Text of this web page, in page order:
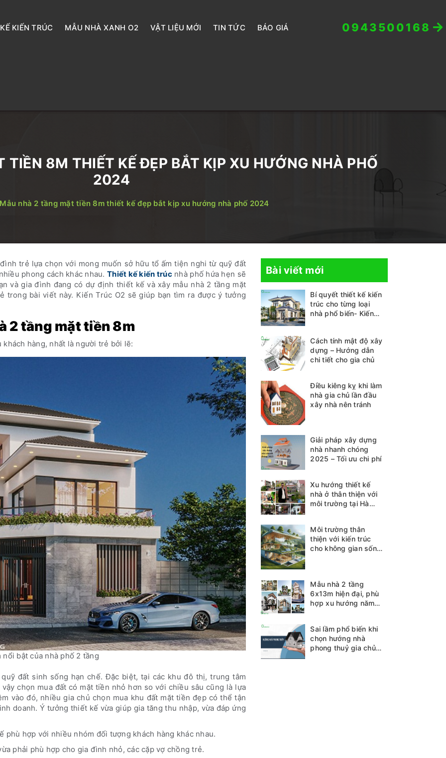
KIẾN TRÚC MẪU NHÀ XANH O2 VẬT LIỆU MỚI TIN TỨC BÁO GIÁ 0943500168
TIỀN 8M THIẾT KẾ ĐẸP BẮT KỊP XU HƯỚNG NHÀ PHỐ
2024
Mẫu nhà 2 tầng mặt tiền 8m thiết kế đẹp bắt kịp xu hướng nhà phố 2024
trẻ lựa chọn với mong muốn sở hữu tổ ấm tiện nghi từ quỹ đất
phong cách khác nhau.Thiết kế kiến trúcnhà phố hứa hẹn sẽ
và gia đình đang có dự định thiết kế và xây mẫu nhà 2 tầng mặt
trong bài viết này. Kiến Trúc O2 sẽ giúp bạn tìm ra được ý tưởng
2 tầng mặt tiền 8m
hàng, nhất là người trẻ bởi lẽ:
nổi bật của nhà phố 2 tầng
đất sinh sống hạn chế. Đặc biệt, tại các khu đô thị, trung tâm
chọn mua đất có mặt tiền nhỏ hơn so với chiều sâu cũng là lựa
vào đó, nhiều gia chủ chọn mua khu đất mặt tiền đẹp có thể tận
doanh. Ý tưởng thiết kế vừa giúp gia tăng thu nhập, vừa đáp ứng
phù hợp với nhiều nhóm đối tượng khách hàng khác nhau.
phải phù hợp cho gia đình nhỏ, các cặp vợ chồng trẻ.
Bài viết mới
Bí quyết thiết kế kiến
trúc cho từng loại
nhà phổ biến- Kiến
Cách tính mật độ xây
dựng – Hướng dẫn
chi tiết cho gia chủ
Điều kiêng kỵ khi làm
nhà gia chủ lần đầu
xây nhà nên tránh
Giải pháp xây dựng
nhà nhanh chóng
2025 – Tối ưu chi phí
Xu hướng thiết kế
nhà ở thân thiện với
môi trường tại Hà
Môi trường thân
thiện với kiến trúc
cho không gian sống
Mẫu nhà 2 tầng
6x13m hiện đại, phù
hợp xu hướng năm
Sai lầm phổ biến khi
chọn hướng nhà
phong thuỷ gia chủ